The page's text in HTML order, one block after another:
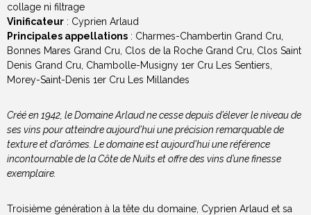
collage ni filtrage
Vinificateur : Cyprien Arlaud
Principales appellations : Charmes-Chambertin Grand Cru,
Bonnes Mares Grand Cru, Clos de la Roche Grand Cru, Clos Saint
Denis Grand Cru, Chambolle-Musigny 1er Cru Les Sentiers,
Morey-Saint-Denis 1er Cru Les Millandes
Créé en 1942, le Domaine Arlaud ne cesse depuis d’élever le niveau de
ses vins pour atteindre aujourd’hui une précision remarquable de
texture et d’arômes. Le domaine est aujourd’hui une référence
incontournable de la Côte de Nuits et offre des vins d’une finesse
exemplaire.
Troisième génération à la tête du domaine, Cyprien Arlaud et sa